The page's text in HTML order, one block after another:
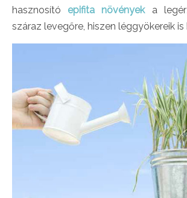
hasznosító
epifita növényeka
száraz levegőre, hiszen léggyökereik is